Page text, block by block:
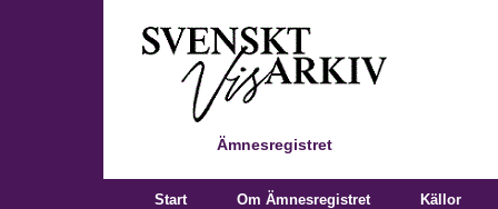
Ämnesregistret
Start Om Ämnesregistret Källor